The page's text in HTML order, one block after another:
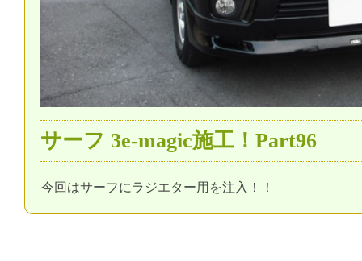
サーフ 3e-magic施工！Part96
今回はサーフにラジエター用を注入！！